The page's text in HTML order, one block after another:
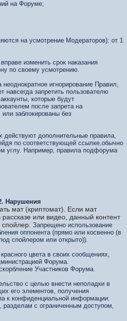
на Форуме;
на усмотрение Модераторов): от 1
изменить срок наказания
по своему усмотрению.
игнорирование Правил,
запретить пользователю
которые будут
после запрета на
заблокированы без
действуют дополнительные правила,
по соответствующей ссылке,обычно
углу. Например, правила подфорума
Нарушения
мат (криптомат). Если мат
рассказе или видео, данный контент
Запрещено использование
оппонента (прямо или косвенно (в
спойлером или открыто)).
цвета в своих сообщениях,
Форума.
Участников Форума.
с целью внести неполадки в
его элементов, получения
к конфиденциальной информации:
разделам с ограниченным доступом,